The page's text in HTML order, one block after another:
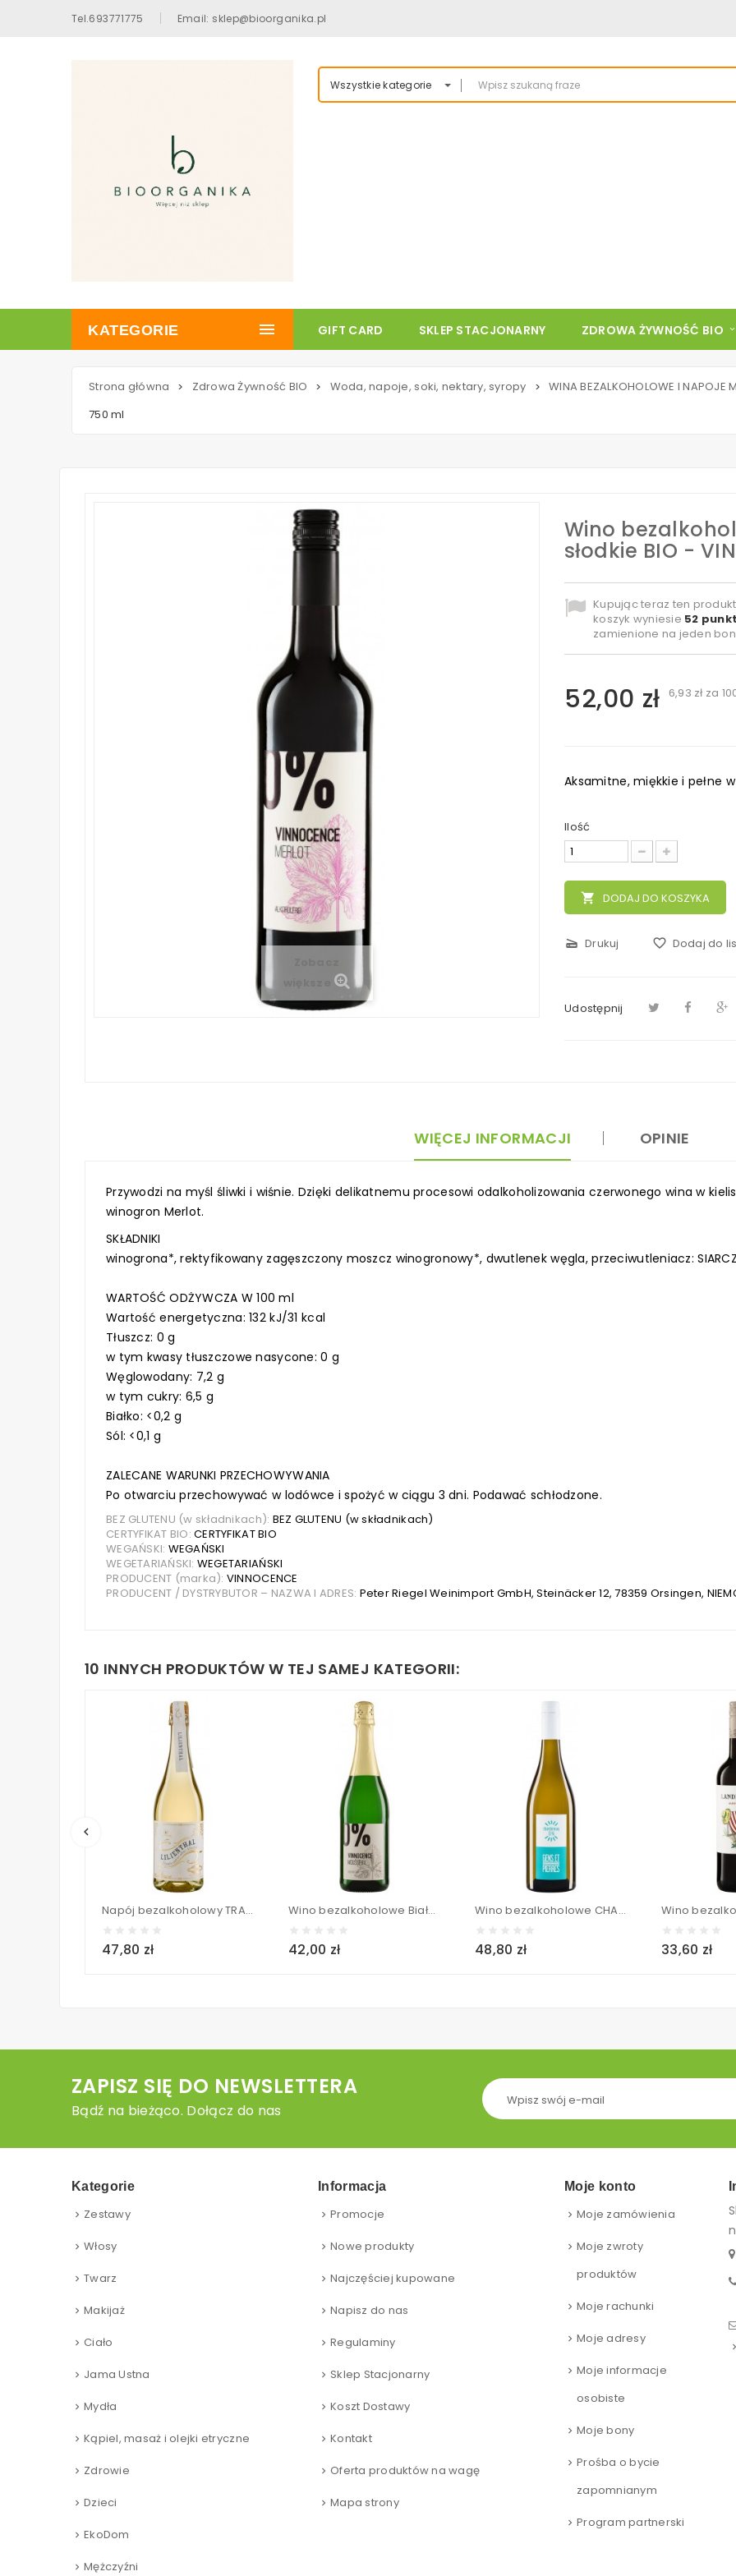
Tel.693771775 Email: sklep@bioorganika.pl
Wszystkie kategorie
KATEGORIE GIFT CARD SKLEP STACJONARNY ZDROWA ŻYWNOŚĆ BIO
Strona główna > Zdrowa Żywność BIO > Woda, napoje, soki, nektary, syropy > WINA BEZALKOHOLOWE I NAPOJE
750 ml
Wino
słodkie BIO -
Kupując teraz ten
koszyk wyniesie 52
zamienione na jeden
52,00 zł 6,93 zł za
Aksamitne, miękkie i pełne
Ilość
local_grocery_store DODAJ DO KOSZYKA
scanner Drukuj favorite_border Dodaj do
Udostępnij
WIĘCEJ INFORMACJI OPINIE
Przywodzi na myśl śliwki i wiśnie. Dzięki delikatnemu procesowi odalkoholizowania czerwonego wina w
winogron Merlot.
SKŁADNIKI
winogrona*, rektyfikowany zagęszczony moszcz winogronowy*, dwutlenek węgla, przeciwutleniacz:
WARTOŚĆ ODŻYWCZA W 100 ml
Wartość energetyczna: 132 kJ/31 kcal
Tłuszcz: 0 g
w tym kwasy tłuszczowe nasycone: 0 g
Węglowodany: 7,2 g
w tym cukry: 6,5 g
Białko: <0,2 g
Sól: <0,1 g
ZALECANE WARUNKI PRZECHOWYWANIA
Po otwarciu przechowywać w lodówce i spożyć w ciągu 3 dni. Podawać schłodzone.
BEZ GLUTENU (w składnikach): BEZ GLUTENU (w składnikach)
CERTYFIKAT BIO:CERTYFIKAT BIO
WEGAŃSKI: WEGAŃSKI
WEGETARIAŃSKI: WEGETARIAŃSKI
PRODUCENT (marka): VINNOCENCE
PRODUCENT / DYSTRYBUTOR – NAZWA I ADRES: Peter Riegel Weinimport GmbH, Steinäcker 12, 78359 Orsingen,
10 INNYCH PRODUKTÓW W TEJ SAMEJ KATEGORII:
keyboard_arrow_left
Napój bezalkoholowy TRAUBENSECCO słodki musujący BIO - LILIENTHAL 750 ml
47,80 zł
Wino bezalkoholowe Białe półsłodkie musujące BIO - VINNOCENCE MOUSSEUX 750 ml
42,00 zł
Wino bezalkoholowe CHARDONNAY Białe półsłodkie - GENS ET PIERRES 750 ml
48,80 zł 33,60 zł
ZAPISZ SIĘ DO NEWSLETTERA
Bądź na bieżąco. Dołącz do nas
Kategorie
Zestawy
Włosy
Twarz
Makijaż
Ciało
Jama Ustna
Mydła
Kąpiel, masaż i olejki etryczne
Zdrowie
Dzieci
EkoDom
Mężczyźni
Informacja
Promocje
Nowe produkty
Najczęściej kupowane
Napisz do nas
Regulaminy
Sklep Stacjonarny
Koszt Dostawy
Kontakt
Oferta produktów na wagę
Mapa strony
Moje konto
Moje zamówienia
Moje zwroty
produktów
Moje rachunki
Moje adresy
Moje informacje
osobiste
Moje bony
Prośba o bycie
zapomnianym
Program partnerski